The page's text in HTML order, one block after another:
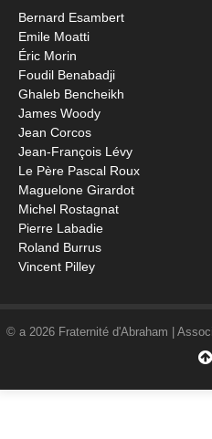
Bernard Esambert
Emile Moatti
Éric Morin
Foudil Benabadji
Ghaleb Bencheikh
James Woody
Jean Corcos
Jean-François Lévy
Le Père Pascal Roux
Maguelone Girardot
Michel Rostagnat
Pierre Labadie
Roland Burrus
Vincent Pilley
© a 2026 Fraternité d'Abraham |